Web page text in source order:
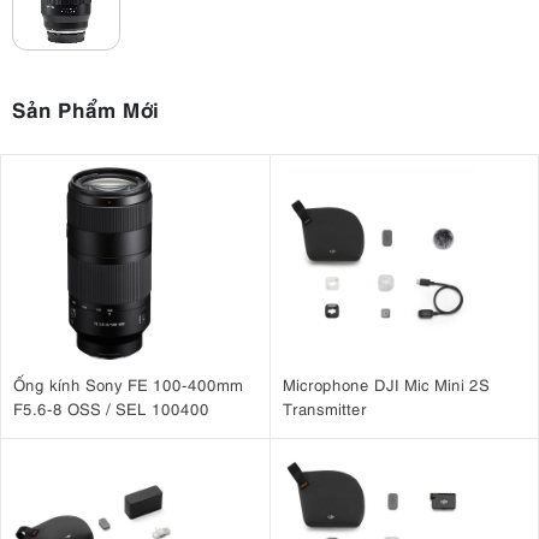
3.2. Khẩu độ f/2.8 – Sáng tạo không giới hạn
Điểm nổi bật nhất của Tamron 17-70mm F2.8 Di III-A VC RXD
khẩu độ f/2.8 cố định trên toàn dải zoom,
lại lợi thế rõ rệt trong cả chụp ảnh lẫn quay video. Nhờ khẩu độ lớn,
ống kính giúp cải thiện khả năng chụp thiếu sáng, giảm nhiễu và giữ
chi tiết tốt hơn trong điều kiện ánh sáng yếu. Đồng thời, hiệu ứng xóa
phông (bokeh) trở nên mịn màng, giúp chủ thể nổi bật hơn trong
khung hình. Đặc biệt, khi quay video, việc duy trì khẩu độ f/2.8
xuyên suốt giúp độ sáng không bị thay đổi khi zoom, mang lại hình
ảnh ổn định và chuyên nghiệp hơn.
3.3. Hiệu suất quang học được nâng cao
Tamron 17-70mm F2.8 Di III-A VC RXD for Fujifilm sở hữu thiết kế
Sản Phẩm Mới
Ống kính Sony FE 100-400mm
F5.6-8 OSS / SEL 100400
Microphone DJI Mic Mini 2S
Transmitter